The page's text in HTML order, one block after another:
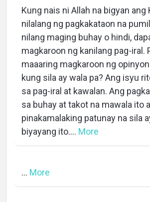
Kung nais ni Allah na bigyan ang
nilalang ng pagkakataon na
nilang maging buhay o hindi,
magkaroon ng kanilang pag-iral.
maaaring magkaroon ng
kung sila ay wala pa? Ang isyu
sa pag-iral at kawalan. Ang
sa buhay at takot na mawala ito
pinakamalaking patunay na sila
biyayang ito.... More
... More